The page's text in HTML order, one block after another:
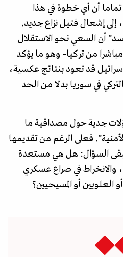
أن أي خطوة في هذا
إلى إشعال فتيل نزاع جديد.
أن السعي نحو الاستقلال
من تركيا– وهو ما يؤكد
قد تعود بنتائج عكسية،
في سوريا بدلا من الحد
جدية حول مصداقية ما
فعلى الرغم من تقديمها
السؤال: هل هي مستعدة
والانخراط في صراع عسكري
العلويين أو المسيحيين؟